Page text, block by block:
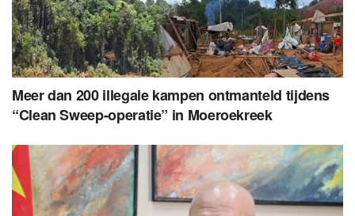
Meer dan 200 illegale kampen ontmanteld tijdens
“Clean Sweep-operatie” in Moeroekreek